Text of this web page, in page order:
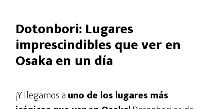
Dotonbori: Lugares
imprescindibles que ver en
Osaka en un día
¡Y llegamos auno de los lugares más